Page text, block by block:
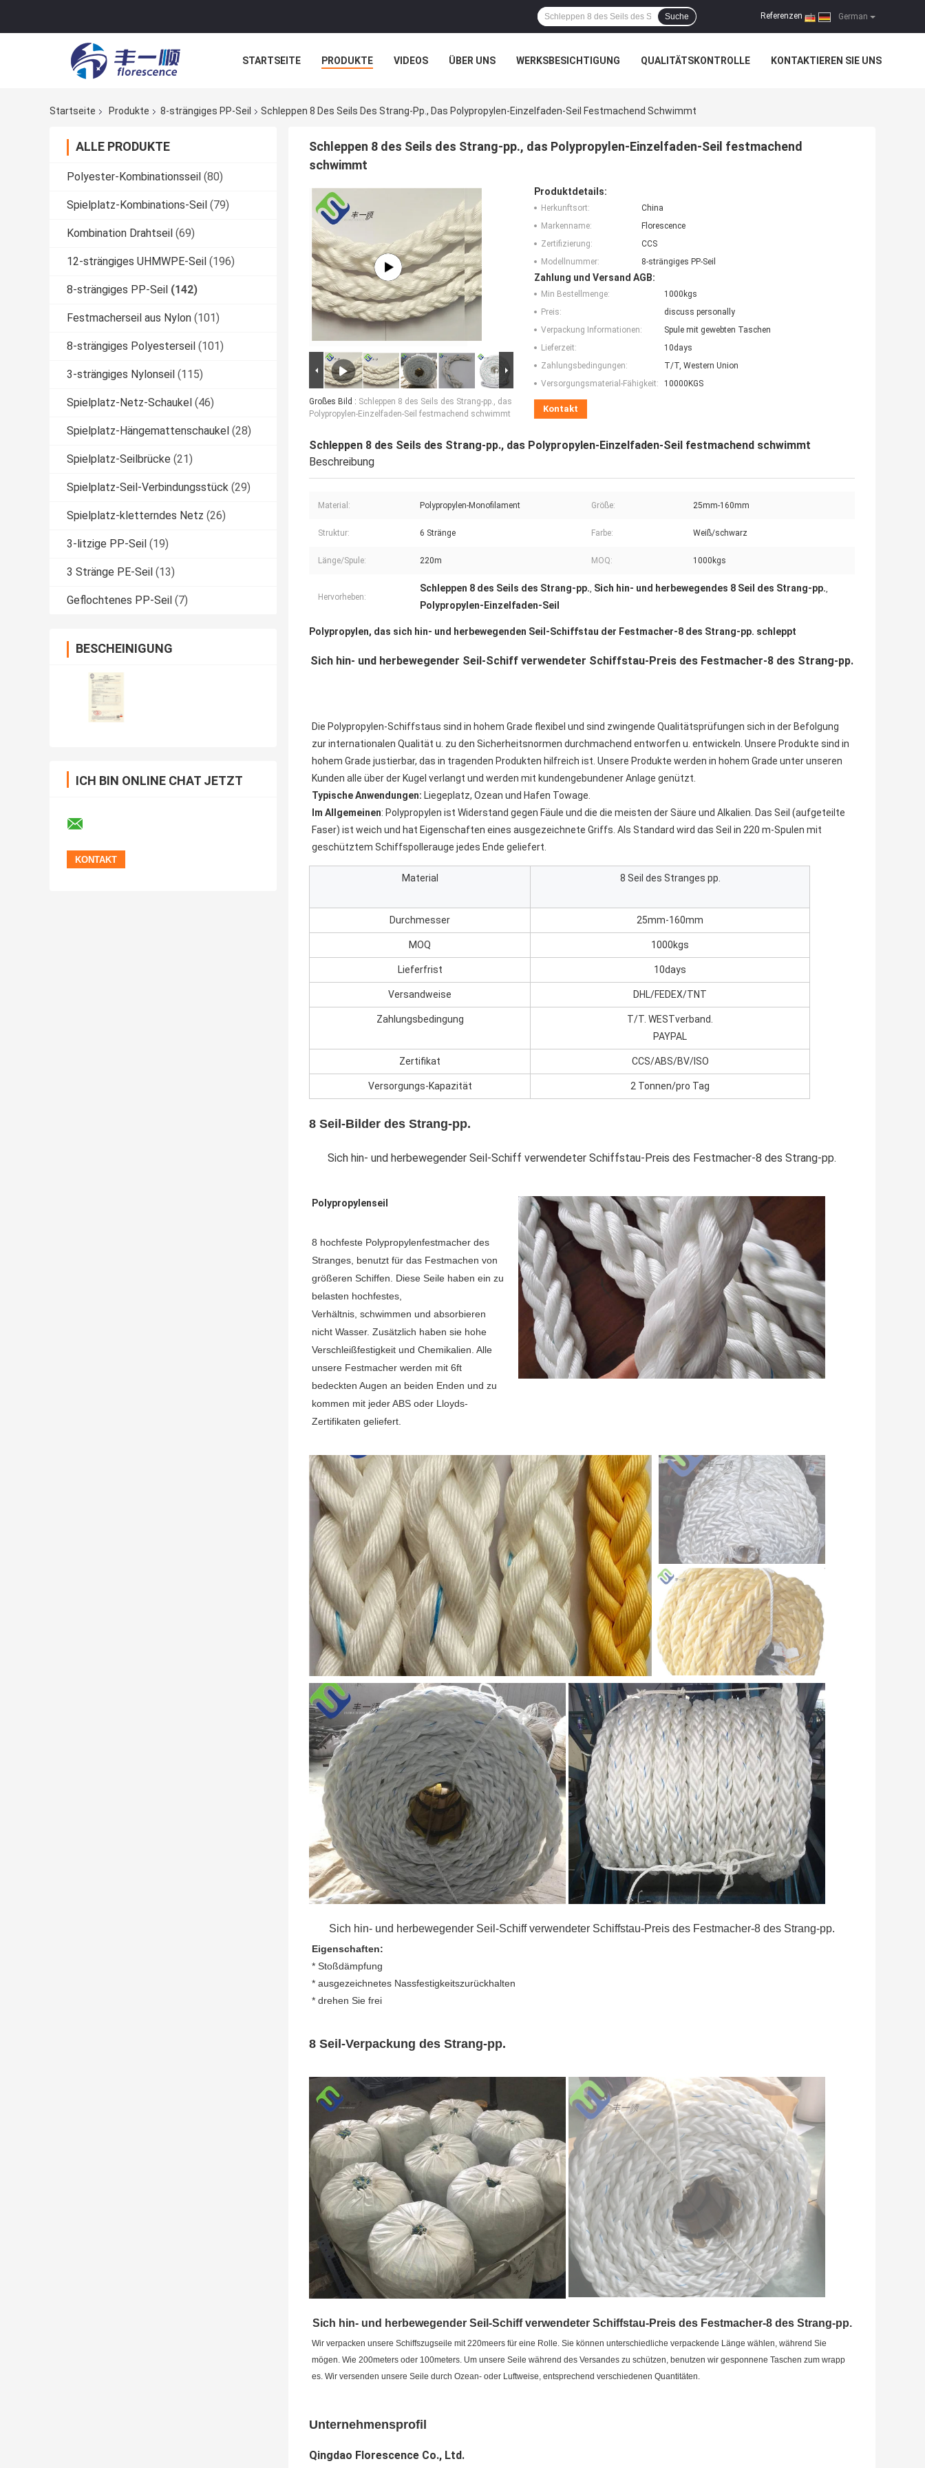
German
Referenzen |
Suche
STARTSEITE PRODUKTE VIDEOS ÜBER UNS WERKSBESICHTIGUNG QUALITÄTSKONTROLLE KONTAKTIEREN SIE UNS
Startseite
Produkte 8-strängiges PP-Seil Schleppen 8 Des Seils Des Strang-Pp., Das Polypropylen-Einzelfaden-Seil Festmachend Schwimmt
ALLE PRODUKTE
Polyester-Kombinationsseil (80)
Spielplatz-Kombinations-Seil (79)
Kombination Drahtseil (69)
12-strängiges UHMWPE-Seil (196)
8-strängiges PP-Seil (142)
Festmacherseil aus Nylon (101)
8-strängiges Polyesterseil (101)
3-strängiges Nylonseil (115)
Spielplatz-Netz-Schaukel (46)
Spielplatz-Hängemattenschaukel (28)
Spielplatz-Seilbrücke (21)
Spielplatz-Seil-Verbindungsstück (29)
Spielplatz-kletterndes Netz (26)
3-litzige PP-Seil (19)
3 Stränge PE-Seil (13)
Geflochtenes PP-Seil (7)
BESCHEINIGUNG
ICH BIN ONLINE CHAT JETZT
Schleppen 8 des Seils des Strang-pp., das Polypropylen-Einzelfaden-Seil festmachend
schwimmt
Großes Bild : Schleppen 8 des Seils des Strang-pp., das
Polypropylen-Einzelfaden-Seil festmachend schwimmt
Produktdetails:
Herkunftsort:
China
Markenname:
Florescence
Zertifizierung:
CCS
Modellnummer:
8-strängiges PP-Seil
Zahlung und Versand AGB:
Min Bestellmenge:
1000kgs
Preis:
discuss personally
Verpackung Informationen:
Spule mit gewebten Taschen
Lieferzeit:
10days
Zahlungsbedingungen:
T/T, Western Union
Versorgungsmaterial-Fähigkeit:
10000KGS
Kontakt
Schleppen 8 des Seils des Strang-pp., das Polypropylen-Einzelfaden-Seil festmachend schwimmt
Beschreibung
Material: Polypropylen-Monofilament Größe: 25mm-160mm
Struktur: 6 Stränge Farbe: Weiß/schwarz
Länge/Spule: 220m MOQ: 1000kgs
Hervorheben:
Schleppen 8 des Seils des Strang-pp., Sich hin- und herbewegendes 8 Seil des Strang-pp.,
Polypropylen-Einzelfaden-Seil
Polypropylen, das sich hin- und herbewegenden Seil-Schiffstau der Festmacher-8 des Strang-pp. schleppt
Sich hin- und herbewegender Seil-Schiff verwendeter Schiffstau-Preis des Festmacher-8 des Strang-pp.
Die Polypropylen-Schiffstaus sind in hohem Grade flexibel und sind zwingende Qualitätsprüfungen sich in der Befolgung
zur internationalen Qualität u. zu den Sicherheitsnormen durchmachend entworfen u. entwickeln. Unsere Produkte sind in
hohem Grade justierbar, das in tragenden Produkten hilfreich ist. Unsere Produkte werden in hohem Grade unter unseren
Kunden alle über der Kugel verlangt und werden mit kundengebundener Anlage genützt.
Typische Anwendungen: Liegeplatz, Ozean und Hafen Towage.
Im Allgemeinen: Polypropylen ist Widerstand gegen Fäule und die die meisten der Säure und Alkalien. Das Seil (aufgeteilte
Faser) ist weich und hat Eigenschaften eines ausgezeichnete Griffs. Als Standard wird das Seil in 220 m-Spulen mit
geschütztem Schiffspollerauge jedes Ende geliefert.
Material 8 Seil des Stranges pp.
Durchmesser 25mm-160mm
MOQ 1000kgs
Lieferfrist 10days
Versandweise DHL/FEDEX/TNT
Zahlungsbedingung
T/T. WESTverband.
PAYPAL
Zertifikat CCS/ABS/BV/ISO
Versorgungs-Kapazität 2 Tonnen/pro Tag
8 Seil-Bilder des Strang-pp.
Sich hin- und herbewegender Seil-Schiff verwendeter Schiffstau-Preis des Festmacher-8 des Strang-pp.
Polypropylenseil
8 hochfeste Polypropylenfestmacher des
Stranges, benutzt für das Festmachen von
größeren Schiffen. Diese Seile haben ein zu
belasten hochfestes,
Verhältnis, schwimmen und absorbieren
nicht Wasser. Zusätzlich haben sie hohe
Verschleißfestigkeit und Chemikalien. Alle
unsere Festmacher werden mit 6ft
bedeckten Augen an beiden Enden und zu
kommen mit jeder ABS oder Lloyds-
Zertifikaten geliefert.
Sich hin- und herbewegender Seil-Schiff verwendeter Schiffstau-Preis des Festmacher-8 des Strang-pp.
Eigenschaften:
* Stoßdämpfung
* ausgezeichnetes Nassfestigkeitszurückhalten
* drehen Sie frei
8 Seil-Verpackung des Strang-pp.
Sich hin- und herbewegender Seil-Schiff verwendeter Schiffstau-Preis des Festmacher-8 des Strang-pp.
Wir verpacken unsere Schiffszugseile mit 220meers für eine Rolle. Sie können unterschiedliche verpackende Länge wählen, während Sie
mögen. Wie 200meters oder 100meters. Um unsere Seile während des Versandes zu schützen, benutzen wir gesponnene Taschen zum wrapp
es. Wir versenden unsere Seile durch Ozean- oder Luftweise, entsprechend verschiedenen Quantitäten.
Unternehmensprofil
Qingdao Florescence Co., Ltd.